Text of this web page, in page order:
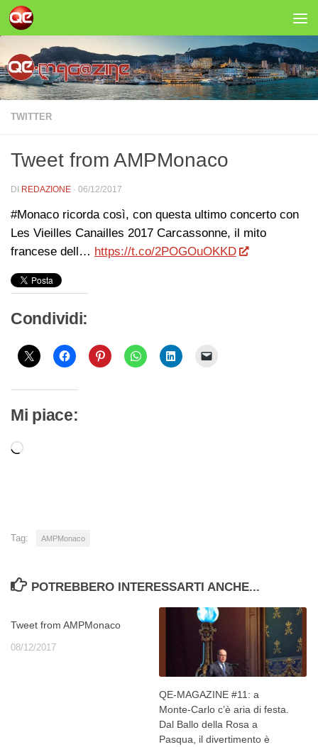
Salta al contenuto
TWITTER
Tweet from AMPMonaco
DI REDAZIONE · 06/12/2017
#Monaco ricorda così, con questa ultimo concerto con
Les Vieilles Canailles 2017 Carcassonne, il mito
francese dell… https://t.co/2POGOuOKKD
Condividi:
Mi piace:
Caricamento
Tag: AMPMonaco
POTREBBERO INTERESSARTI ANCHE...
Tweet from AMPMonaco
08/12/2017
QE-MAGAZINE #11: a
Monte-Carlo c’è aria di festa.
Dal Ballo della Rosa a
Pasqua, il divertimento è